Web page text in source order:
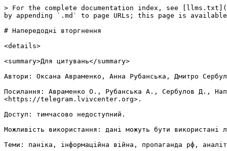
> For the complete documentation index, see [llms.txt](https://blog.telegram.lvivcenter.org/blog-ukr/llms.txt). Markdown versions of documentation pages are available by appending `.md` to page URLs; this page is available as [Markdown](https://blog.telegram.lvivcenter.org/blog-ukr/datasets-ukr/before-the-invasion-2.md).

# Напередодні вторгнення

<details>

<summary>Для цитувань</summary>

Автори: Оксана Авраменко, Анна Рубанська, Дмитро Сербулов.

Посилання: Авраменко О., Рубанська А., Сербулов Д., Напередодні вторгнення (набір даних). ТГ-Архів війни, Центр міської історії (2024). Режим доступу: <https://telegram.lvivcenter.org>.

Доступ: тимчасово недоступний.

Можливість використання: дані можуть бути використані лише для некомерційного дослідження.

Теми: паніка, інформаційна війна, пропаганда рф, аналітика, релігія, економіка.

Дані зібрані: Архівні одиниці в датасеті об'єднані за хронологічним принципом. Серед усіх архівних одиниць, були відібрані лише ті, які містять інформацію за період до 24 лютого 2022 року.

Опис датасету: Датасет охоплює матеріали чатів і каналів, які включають періоди до 24.02.2022. Тематичний спектр архівних одиниць доволі широкий: релігія, економіка, пропаганда РФ, правозахист тощо. Опубліковано 29 липня 2024 року.

</details>

<div data-full-width="true"><figure><img src="/files/f1AUyTlh68Bvlvjy3imG" alt=""><figcaption><p>Фото [1]</p></figcaption></figure></div>

Збільшення військової присутності рф поблизу кордонів України у листопаді 2021 року, визнання так званої "ЛДНР" з боку рф 21 лютого 2022 року та підписання Президентом України указу про призов резервістів наступного дня – це лише частина вже відомих подій, які передували повномасштабному вторгненню рф. У тіні заяв та дій офіційних державних діячів часто залишається непоміченою діяльність головних учасників історичних процесів – пересічних громадян. Оскільки Телеграм був і є доволі популярною соціальною мережею серед громадян України, він стає важливим джерелом для дослідження повсякденних практик, думок та настроїв суспільства напередодні війни.\
\
Датасет дозволить дослідити багато тем, серед яких:

• Як пропаганда рф заперечувала можливість масштабної інтервенції до України і кого називала "справжніми" ворогами?

<figure><img src="/files/VxDpes5hFA32LkBDOS5P" alt="" width="375"><figcaption><p>Джерело [2]</p></figcaption></figure>

• Як російські офіційні канали та пропагандисти готували населення рф та окупованих від 2014 року територій України до вторгнення? Як у проросійських каналах/чатах поширювалася мова ворожнечі до українців?

<figure><img src="/files/vWTDRZ0EFP74fsOGuUoT" alt="" width="563"><figcaption><p>Джерело [3]</p></figcaption></figure>

<figure><img src="/files/97UIzH5j3ApZbclhD9Qt" alt="" width="563"><figcaption><p>Джерело [4]</p></figcaption></figure>

<figure><img src="/files/PcNGN6ntDc4Wnu3pxZCe" alt="" width="563"><figcaption><p>Джерело [5]</p></figcaption></figure>

<figure><img src="/files/EklWE0Chbf3lwc8IClCJ" alt="" width="563"><figcaption><p>Джерело [6]</p></figcaption></figure>

• Як зростала напруга серед білорусів у звʼязку з російсько-білоруськими військовими навчаннями "Захід-2021"?

<figure><img src="/